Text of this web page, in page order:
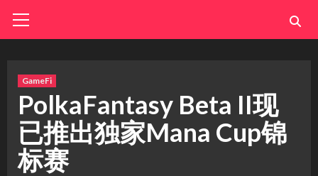
Menu
GameFi
PolkaFantasy Beta II现
已推出独家Mana Cup锦
标赛